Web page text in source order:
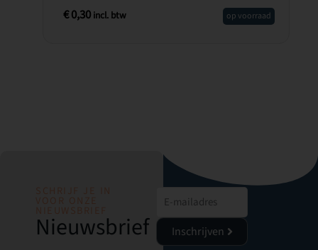
€0,30 incl. btw op voorraad
Nieuwsbrief Inschrijven